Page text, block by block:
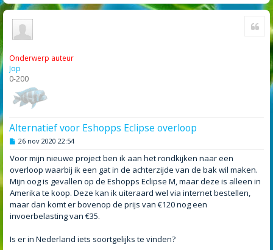
Onderwerp auteur
Jop
0-200
Alternatief voor Eshopps Eclipse overloop
B
r
i
c
h
t
26 nov 2020 22:54
Voor mijn nieuwe project ben ik aan het rondkijken naar een
overloop waarbij ik een gat in de achterzijde van de bak wil maken.
Mijn oog is gevallen op de Eshopps Eclipse M, maar deze is alleen in
Amerika te koop. Deze kan ik uiteraard wel via internet bestellen,
maar dan komt er bovenop de prijs van €120 nog een
invoerbelasting van €35.
Is er in Nederland iets soortgelijks te vinden?